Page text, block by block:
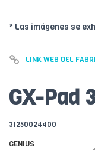
* Las imágenes se
LINK WEB DEL
GX-Pad
31250024400
GENIUS